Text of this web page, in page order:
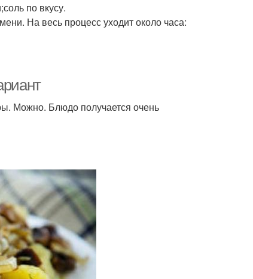
по вкусу.
На весь процесс уходит около часа:
Можно. Блюдо получается очень